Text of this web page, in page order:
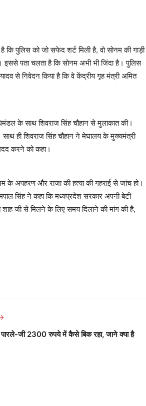
कि पुलिस को जो सफेद शर्ट मिली है, वो सोनम की गाड़ी
इससे पता चलता है कि सोनम अभी भी जिंदा है। पुलिस
से निवेदन किया है कि वे केंद्रीय गृह मंत्री अमित
के साथ शिवराज सिंह चौहान से मुलाकात की।
ही शिवराज सिंह चौहान ने मेघालय के मुख्यमंत्री
करने को कहा।
के अपहरण और राजा की हत्या की गहराई से जांच हो।
सिंह ने कहा कि मध्यप्रदेश सरकार अपनी बेटी
जी से मिलने के लिए समय दिलाने की मांग की है,
जी 2300 रुपये में कैसे बिक रहा, जाने क्या है